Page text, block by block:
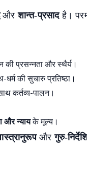
औरशान्त-प्रसादहै।
की प्रसन्नता और स्थैर्य।
की सुचारु प्रतिष्ठा।
कर्तव्य-पालन।
और न्यायके मूल्य।
औरगुरु-